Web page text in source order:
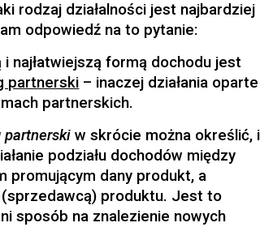
rodzaj działalności jest
odpowiedź na to pytanie:
i najłatwiejszą formą dochodu jest
partnerski – inaczej działania oparte
partnerskich.
partnerski w skrócie można określić,
podziału dochodów między
promującym dany produkt, a
produktu. Jest to
sposób na znalezienie nowych